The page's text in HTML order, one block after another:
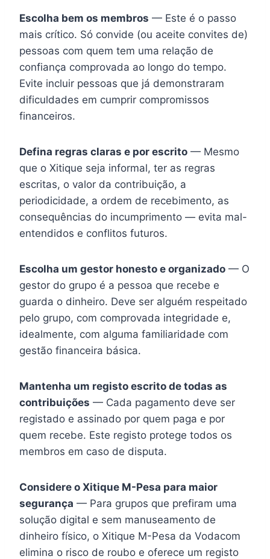
Escolha bem os membros — Este é o passo
mais crítico. Só convide (ou aceite convites de)
pessoas com quem tem uma relação de
confiança comprovada ao longo do tempo.
Evite incluir pessoas que já demonstraram
dificuldades em cumprir compromissos
financeiros.
Defina regras claras e por escrito — Mesmo
que o Xitique seja informal, ter as regras
escritas, o valor da contribuição, a
periodicidade, a ordem de recebimento, as
consequências do incumprimento — evita mal-
entendidos e conflitos futuros.
Escolha um gestor honesto e organizado — O
gestor do grupo é a pessoa que recebe e
guarda o dinheiro. Deve ser alguém respeitado
pelo grupo, com comprovada integridade e,
idealmente, com alguma familiaridade com
gestão financeira básica.
Mantenha um registo escrito de todas as
contribuições — Cada pagamento deve ser
registado e assinado por quem paga e por
quem recebe. Este registo protege todos os
membros em caso de disputa.
Considere o Xitique M-Pesa para maior
segurança — Para grupos que prefiram uma
solução digital e sem manuseamento de
dinheiro físico, o Xitique M-Pesa da Vodacom
elimina o risco de roubo e oferece um registo